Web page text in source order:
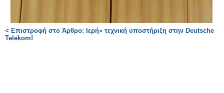
< Επιστροφή στο Άρθρο: Ιερή» τεχνική υποστήριξη στην Deutsche
Telekom!